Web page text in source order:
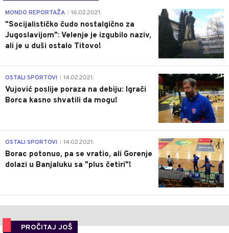
4
MONDO REPORTAŽA 16.02.2021.
"Socijalističko čudo nostalgično za
Jugoslavijom": Velenje je izgubilo naziv,
ali je u duši ostalo Titovo!
1
OSTALI SPORTOVI 14.02.2021.
Vujović poslije poraza na debiju: Igrači
Borca kasno shvatili da mogu!
3
OSTALI SPORTOVI 14.02.2021.
Borac potonuo, pa se vratio, ali Gorenje
dolazi u Banjaluku sa "plus četiri"!
PROČITAJ JOŠ